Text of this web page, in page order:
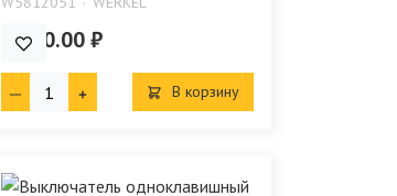
1 770.00 ₽
В корзину